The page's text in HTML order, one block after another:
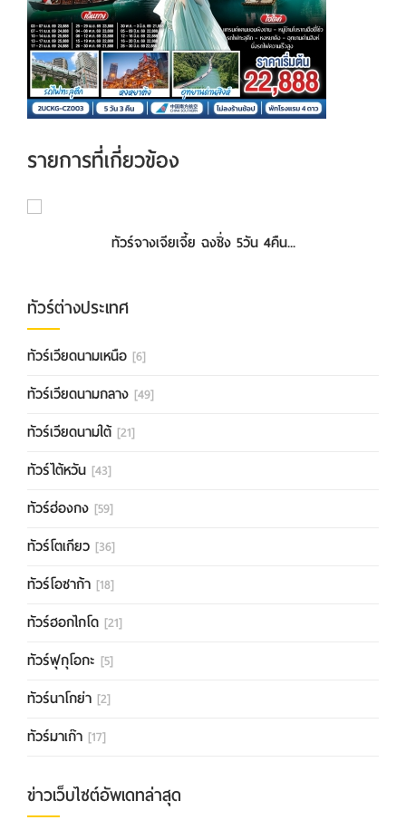
รายการที่เกี่ยวข้อง
ทัวร์จางเจียเจี้ย ฉงชิ่ง 5วัน 4คืน...
ทัวร์ต่างประเทศ
ทัวร์เวียดนามเหนือ [6]
ทัวร์เวียดนามกลาง [49]
ทัวร์เวียดนามใต้ [21]
ทัวร์ไต้หวัน [43]
ทัวร์ฮ่องกง [59]
ทัวร์โตเกียว [36]
ทัวร์โอซาก้า [18]
ทัวร์ฮอกไกโด [21]
ทัวร์ฟุกุโอกะ [5]
ทัวร์นาโกย่า [2]
ทัวร์มาเก๊า [17]
ข่าวเว็บไซต์อัพเดทล่าสุด